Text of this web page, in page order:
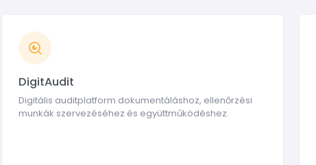
DigitAudit
Digitális auditplatform dokumentáláshoz, ellenőrzési
munkák szervezéséhez és együttműködéshez.